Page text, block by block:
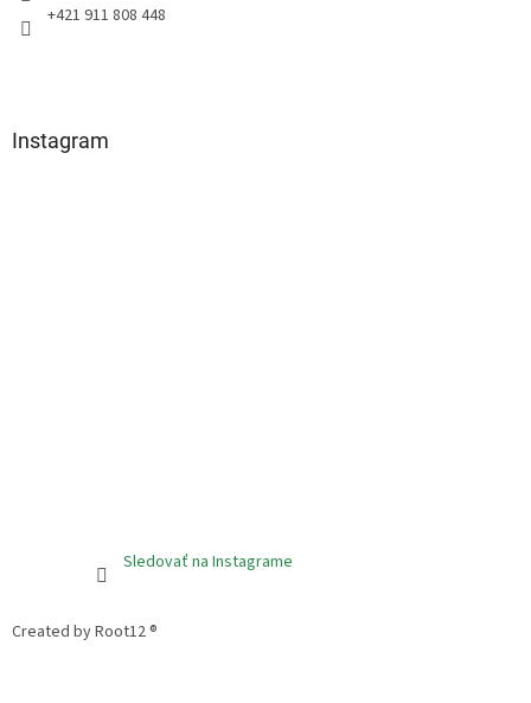
+421 911 808 448
Instagram
Sledovať na Instagrame
Created by Root12 ®